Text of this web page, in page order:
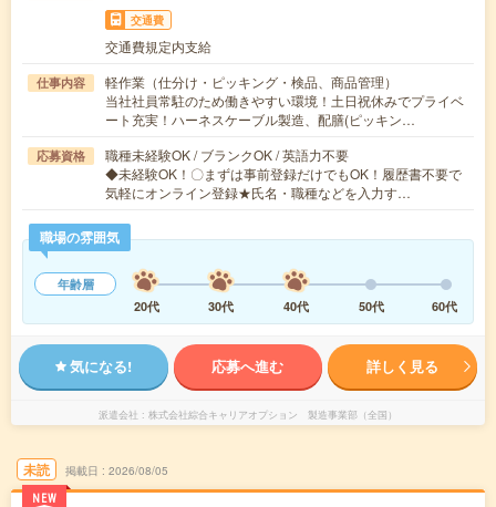
交通費
交通費規定内支給
仕事内容
軽作業（仕分け・ピッキング・検品、商品管理）
当社社員常駐のため働きやすい環境！土日祝休みでプライベ
ート充実！ハーネスケーブル製造、配膳(ピッキン…
応募資格
職種未経験OK / ブランクOK / 英語力不要
◆未経験OK！〇まずは事前登録だけでもOK！履歴書不要で
気軽にオンライン登録★氏名・職種などを入力す…
職場の雰囲気
年齢層
20代
30代 40代 50代 60代
気になる! 応募へ進む 詳しく見る
派遣会社 株式会社綜合キャリアオプション 製造事業部（全国）
未読
NEW
掲載日 2026/08/05